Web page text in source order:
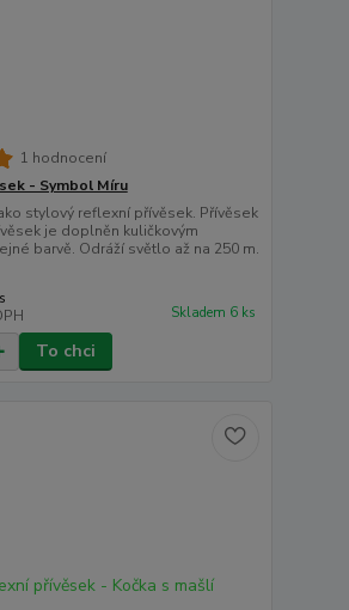
1 hodnocení
- Symbol Míru
stylový reflexní přívěsek. Přívěsek
je doplněn kuličkovým
barvě. Odráží světlo až na 250 m.
Skladem 6 ks
To chci